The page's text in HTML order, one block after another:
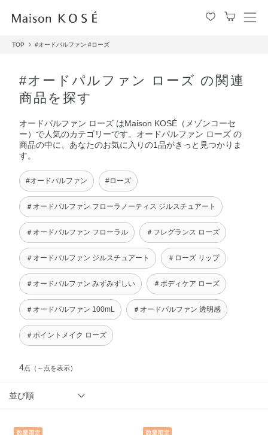
メ
TOP #オードパルファン #ローズ
#オードパルファン ローズ の関連
商品を探す
オードパルファン ローズ はMaison KOSÉ（メゾンコーセ
ー）で人気のカテゴリーです。オードパルファン ローズ の
商品の中に、あなたのお気に入りの1品がきっと見つかりま
す。
#オードパルファン #ローズ
＃オードパルファン フローラノーティス ジルスチュアート
＃オードパルファン フローラル ＃フレグランス ローズ
＃オードパルファン ジルスチュアート ＃ローズ リップ
＃オードパルファン みずみずしい ＃ボディケア ローズ
＃オードパルファン 100mL ＃オードパルファン 透明感
＃ポイントメイク ローズ
4点 （～点を表示）
並び順